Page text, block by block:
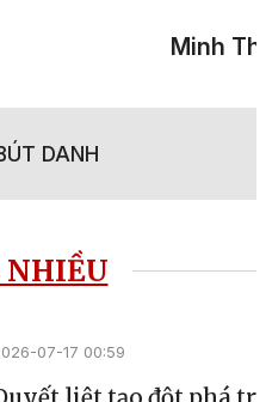
Minh
DANH
NHIỀU
07-17 00:59